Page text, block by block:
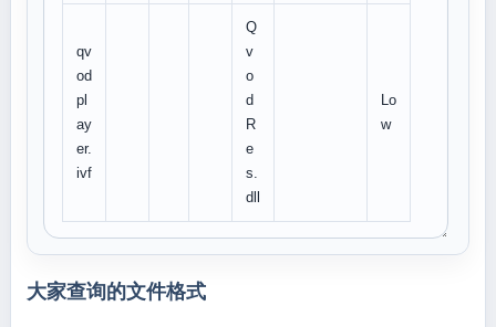
qv
od
pl
ay
er.
ivf
Q
v
o
d
R
e
s.
dll
Lo
w
大家查询的文件格式